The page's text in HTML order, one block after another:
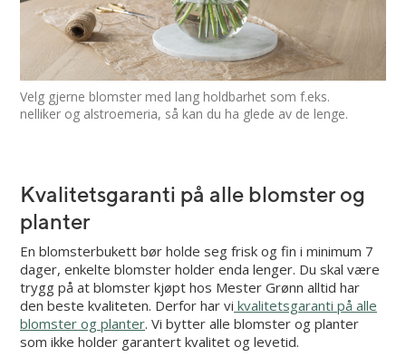
Velg gjerne blomster med lang holdbarhet som f.eks.
nelliker og alstroemeria, så kan du ha glede av de lenge.
Kvalitetsgaranti på alle blomster og
planter
En blomsterbukett bør holde seg frisk og fin i minimum 7
dager, enkelte blomster holder enda lenger. Du skal være
trygg på at blomster kjøpt hos Mester Grønn alltid har
den beste kvaliteten. Derfor har vi kvalitetsgaranti på alle
blomster og planter. Vi bytter alle blomster og planter
som ikke holder garantert kvalitet og levetid.